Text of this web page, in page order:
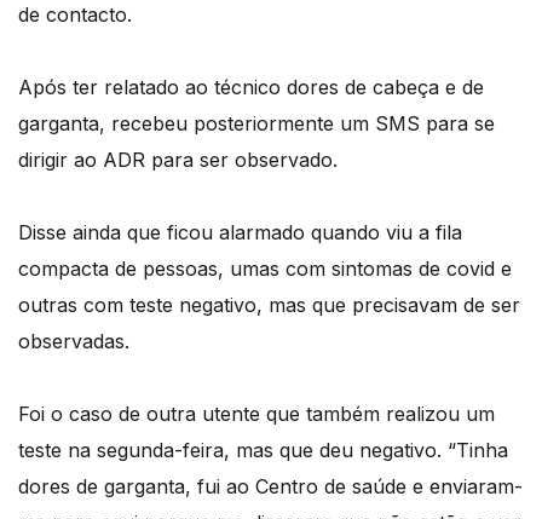
de contacto.
Após ter relatado ao técnico dores de cabeça e de
garganta, recebeu posteriormente um SMS para se
dirigir ao ADR para ser observado.
Disse ainda que ficou alarmado quando viu a fila
compacta de pessoas, umas com sintomas de covid e
outras com teste negativo, mas que precisavam de ser
observadas.
Foi o caso de outra utente que também realizou um
teste na segunda-feira, mas que deu negativo. “Tinha
dores de garganta, fui ao Centro de saúde e enviaram-